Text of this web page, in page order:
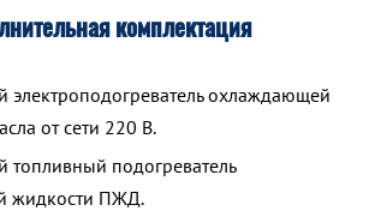
комплектация
электроподогреватель охлаждающей
от сети 220 В.
топливный подогреватель
жидкости ПЖД.